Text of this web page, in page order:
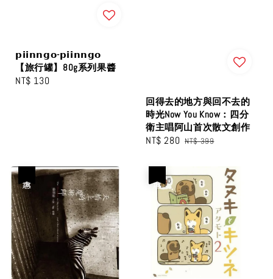
𝗽𝗶𝗶𝗻𝗻𝗴𝗼-𝗽𝗶𝗶𝗻𝗻𝗴𝗼
【旅行罐】80g系列果醬
Regular
NT$ 130
回得去的地方與回不去的
時光Now You Know：四分
衛主唱阿山首次散文創作
Sale
NT$ 280 Regular
NT$ 399